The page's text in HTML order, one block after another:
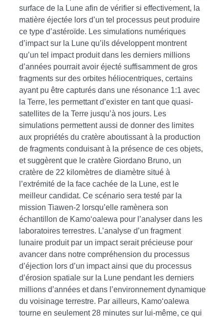
surface de la Lune afin de vérifier si effectivement, la
matière éjectée lors d’un tel processus peut produire
ce type d’astéroïde. Les simulations numériques
d’impact sur la Lune qu’ils développent montrent
qu’un tel impact produit dans les derniers millions
d’années pourrait avoir éjecté suffisamment de gros
fragments sur des orbites héliocentriques, certains
ayant pu être capturés dans une résonance 1:1 avec
la Terre, les permettant d’exister en tant que quasi-
satellites de la Terre jusqu’à nos jours. Les
simulations permettent aussi de donner des limites
aux propriétés du cratère aboutissant à la production
de fragments conduisant à la présence de ces objets,
et suggèrent que le cratère Giordano Bruno, un
cratère de 22 kilomètres de diamètre situé à
l’extrémité de la face cachée de la Lune, est le
meilleur candidat. Ce scénario sera testé par la
mission Tiawen-2 lorsqu’elle ramènera son
échantillon de Kamo‘oalewa pour l’analyser dans les
laboratoires terrestres. L’analyse d’un fragment
lunaire produit par un impact serait précieuse pour
avancer dans notre compréhension du processus
d’éjection lors d’un impact ainsi que du processus
d’érosion spatiale sur la Lune pendant les derniers
millions d’années et dans l’environnement dynamique
du voisinage terrestre. Par ailleurs, Kamo‘oalewa
tourne en seulement 28 minutes sur lui-même, ce qui